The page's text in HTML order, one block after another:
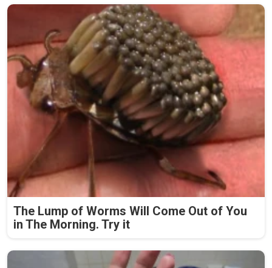
The Lump of Worms Will Come Out of You
in The Morning. Try it